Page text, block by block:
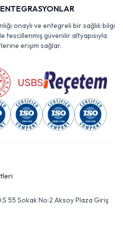
onaylı ve entegreli bir sağlık bilgi
tescillenmiş güvenilir altyapısıyla
erişim sağlar.
55 Sokak No:2 Aksoy Plaza Giriş